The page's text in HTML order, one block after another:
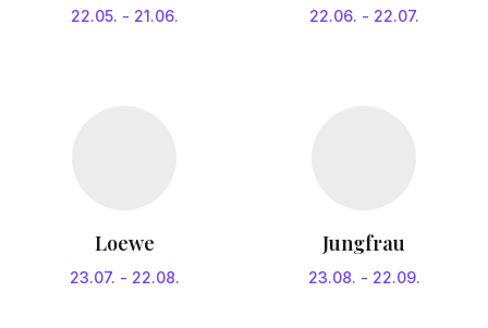
22.05. - 21.06. 22.06. - 22.07.
Loewe
23.07. - 22.08.
Jungfrau
23.08. - 22.09.